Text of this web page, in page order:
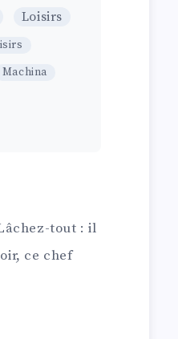
Loisirs
Machina
tout : il
ce chef